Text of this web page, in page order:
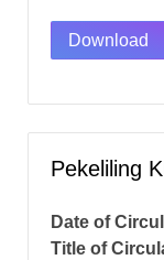
Download
Pekeliling
Date of
Title of